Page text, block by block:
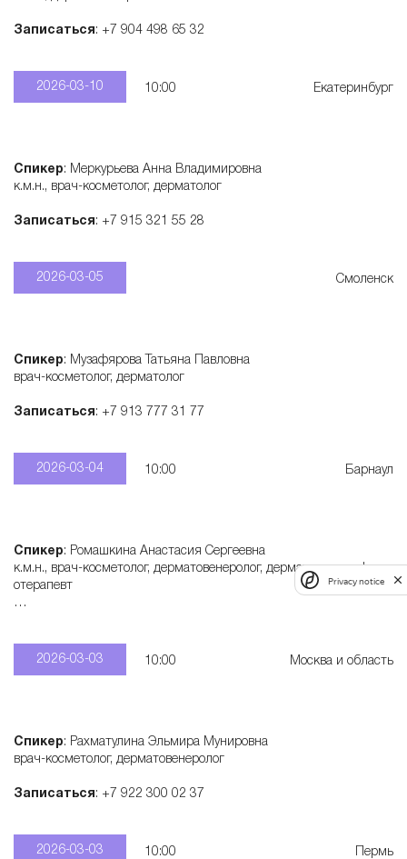
Записаться: +7 904 498 65 32
2026-03-10 10:00 Екатеринбург
Спикер: Меркурьева Анна Владимировна
к.м.н., врач-косметолог, дерматолог
Записаться: +7 915 321 55 28
2026-03-05 Смоленск
Спикер: Музафярова Татьяна Павловна
врач-косметолог, дерматолог
Записаться: +7 913 777 31 77
2026-03-04 10:00 Барнаул
Спикер: Ромашкина Анастасия Сергеевна
к.м.н., врач-косметолог, дерматовенеролог, дерматонколог, физи
отерапевт
2026-03-03 10:00 Москва и область
Спикер: Рахматулина Эльмира Мунировна
врач-косметолог, дерматовенеролог
Записаться: +7 922 300 02 37
2026-03-03 10:00 Пермь
Privacy notice